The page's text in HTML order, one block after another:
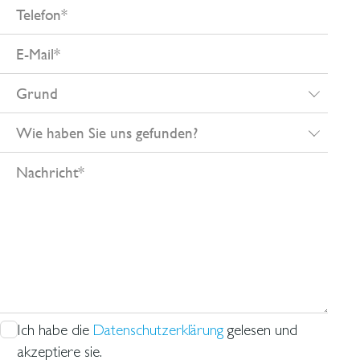
Ich habe die Datenschutzerklärung gelesen und
akzeptiere sie.